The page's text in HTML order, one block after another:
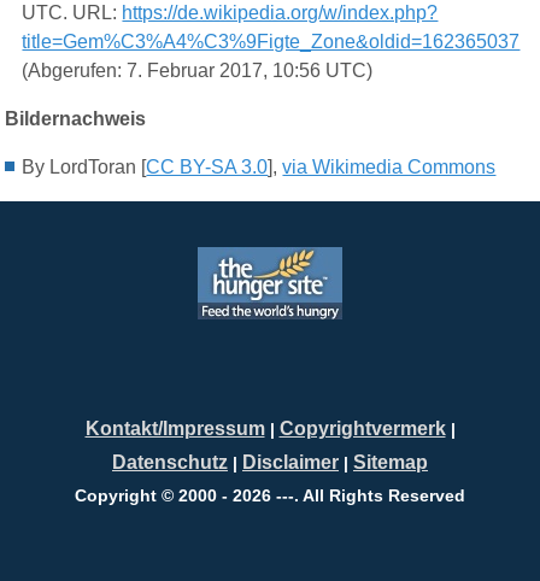
UTC. URL: https://de.wikipedia.org/w/index.php?
title=Gem%C3%A4%C3%9Figte_Zone&oldid=162365037
(Abgerufen: 7. Februar 2017, 10:56 UTC)
Bildernachweis
By LordToran [CC BY-SA 3.0],via Wikimedia Commons
Kontakt/Impressum| Copyrightvermerk|
Datenschutz | Disclaimer | Sitemap
Copyright © 2000 - 2026 ---. All Rights Reserved